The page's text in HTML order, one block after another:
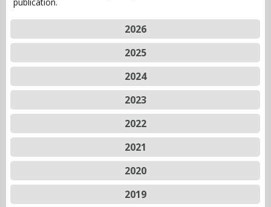
2026
2025
2024
2023
2022
2021
2020
2019